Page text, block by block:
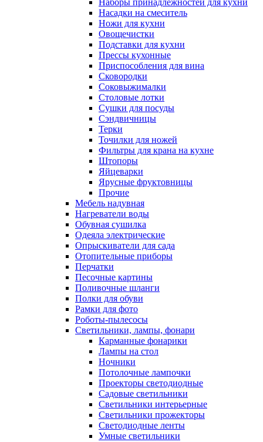
Наборы принадлежностей для кухни
Насадки на смеситель
Ножи для кухни
Овощечистки
Подставки для кухни
Прессы кухонные
Приспособления для вина
Сковородки
Соковыжималки
Столовые лотки
Сушки для посуды
Сэндвичницы
Терки
Точилки для ножей
Фильтры для крана на кухне
Штопоры
Яйцеварки
Ярусные фруктовницы
Прочие
Мебель надувная
Нагреватели воды
Обувная сушилка
Одеяла электрические
Опрыскиватели для сада
Отопительные приборы
Перчатки
Песочные картины
Поливочные шланги
Полки для обуви
Рамки для фото
Роботы-пылесосы
Светильники, лампы, фонари
Карманные фонарики
Лампы на стол
Ночники
Потолочные лампочки
Проекторы светодиодные
Садовые светильники
Светильники интерьерные
Светильники прожекторы
Светодиодные ленты
Умные светильники